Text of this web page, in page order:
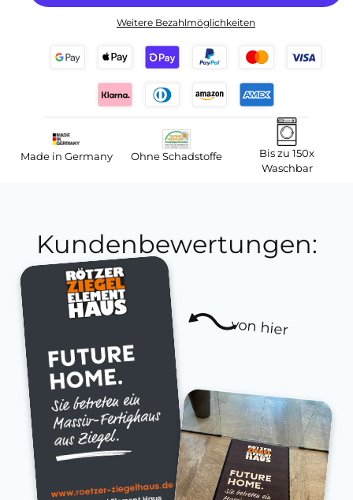
Weitere Bezahlmöglichkeiten
Made in Germany Ohne Schadstoffe
Bis zu 150x
Waschbar
Kundenbewertungen:
von hier